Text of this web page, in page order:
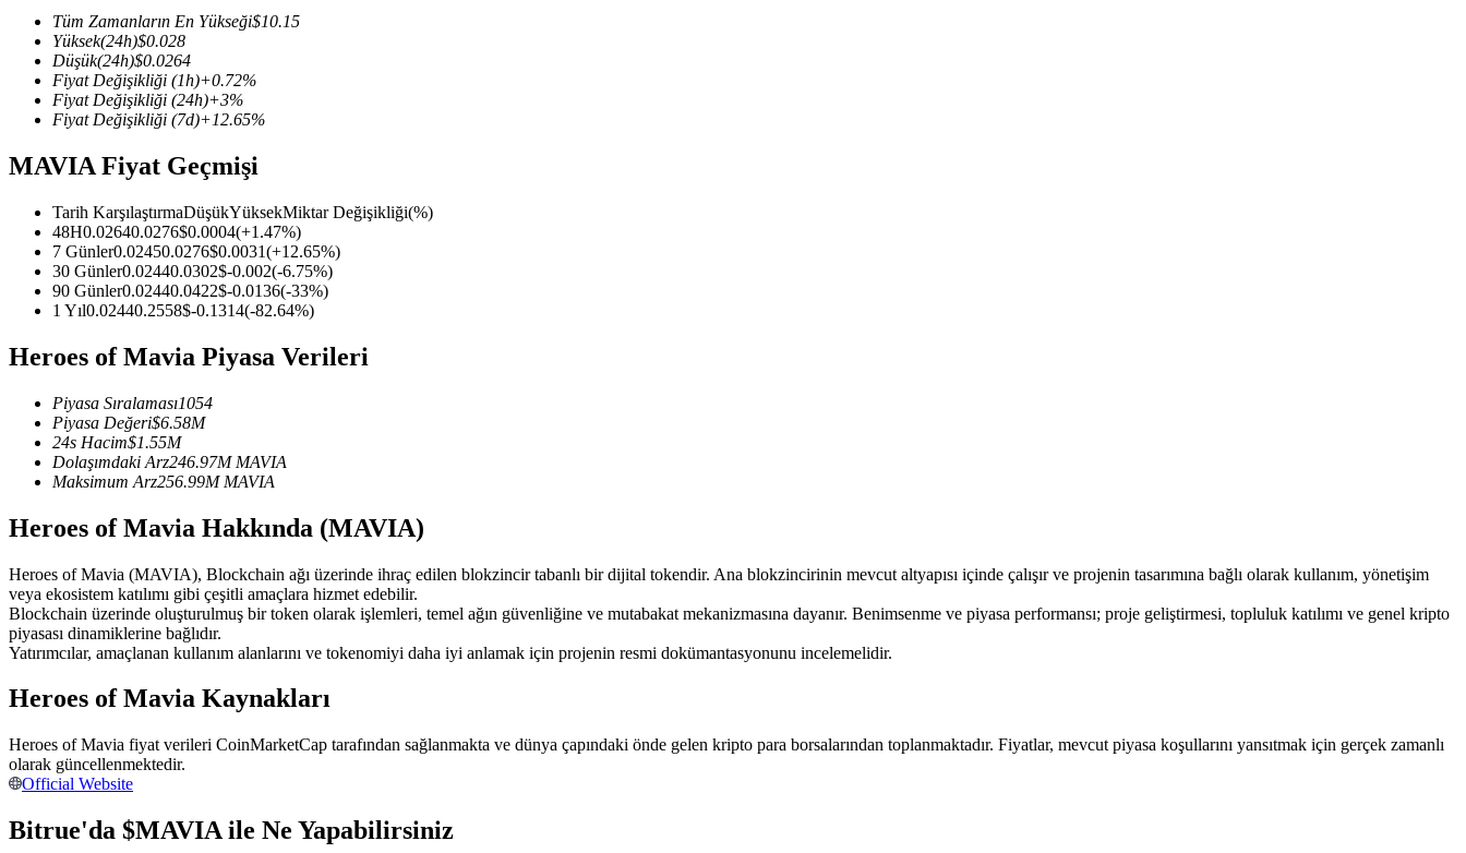
COIN-M Vadeli İşlemleri
Kripto Para Vadeli İşlemleri
TradFi
Hisse senetleri, döviz, değerli metaller ve emtia türevleri
USDC'yi teminat olarak kullanan vadeli işlemler
Kopya Ticaret
Tüm Zamanların En Yükseği$10.15
Yüksek(24h)$0.028
Düşük(24h)$0.0264
Fiyat Değişikliği (1h)+0.72%
Fiyat Değişikliği (24h)+3%
Fiyat Değişikliği (7d)+12.65%
MAVIA Fiyat Geçmişi
Tarih KarşılaştırmaDüşükYüksekMiktar Değişikliği(%)
48H0.02640.0276$0.0004(+1.47%)
7 Günler0.02450.0276$0.0031(+12.65%)
30 Günler0.02440.0302$-0.002(-6.75%)
90 Günler0.02440.0422$-0.0136(-33%)
1 Yıl0.02440.2558$-0.1314(-82.64%)
Heroes of Mavia Piyasa Verileri
Piyasa Sıralaması1054
Piyasa Değeri$6.58M
24s Hacim$1.55M
Dolaşımdaki Arz246.97M MAVIA
Maksimum Arz256.99M MAVIA
Heroes of Mavia Hakkında (MAVIA)
Heroes of Mavia (MAVIA), Blockchain ağı üzerinde ihraç edilen blokzincir tabanlı bir dijital tokendir. Ana blokzincirinin mevcut altyapısı içinde çalışır ve projenin tasarımına bağlı olarak kullanım, yönetişim
veya ekosistem katılımı gibi çeşitli amaçlara hizmet edebilir.
Blockchain üzerinde oluşturulmuş bir token olarak işlemleri, temel ağın güvenliğine ve mutabakat mekanizmasına dayanır. Benimsenme ve piyasa performansı; proje geliştirmesi, topluluk katılımı ve genel kripto
piyasası dinamiklerine bağlıdır.
Yatırımcılar, amaçlanan kullanım alanlarını ve tokenomiyi daha iyi anlamak için projenin resmi dokümantasyonunu incelemelidir.
Heroes of Mavia Kaynakları
Heroes of Mavia fiyat verileri CoinMarketCap tarafından sağlanmakta ve dünya çapındaki önde gelen kripto para borsalarından toplanmaktadır. Fiyatlar, mevcut piyasa koşullarını yansıtmak için gerçek zamanlı
olarak güncellenmektedir.
Official Website
Bitrue'da $MAVIA ile Ne Yapabilirsiniz